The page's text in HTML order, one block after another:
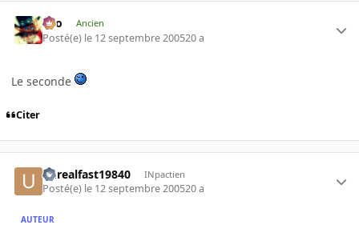
eYo Ancien
Posté(e) le 12 septembre 200520 a
Le seconde
Citer
unrealfast19840 INpactien
Posté(e) le 12 septembre 200520 a
AUTEUR